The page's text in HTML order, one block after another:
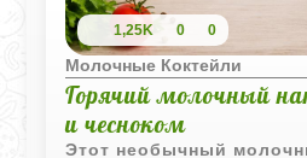
1,25K 0 0
Молочные Коктейли
Горячий молочный
и чесноком
Этот необычный